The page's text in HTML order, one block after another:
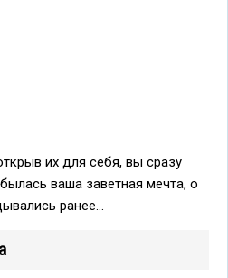
их для себя, вы сразу
ваша заветная мечта, о
ранее...